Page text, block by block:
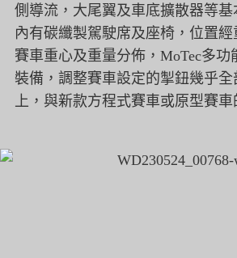
側導流，大尾翼及車底擴散器等基
內有碳纖製駕駛席及座椅，位置經
賽車重心及重量分佈，MoTec多功
裝備， 調整賽車設定的掣鈕幾乎
上， 與新款方程式賽車或原型賽車